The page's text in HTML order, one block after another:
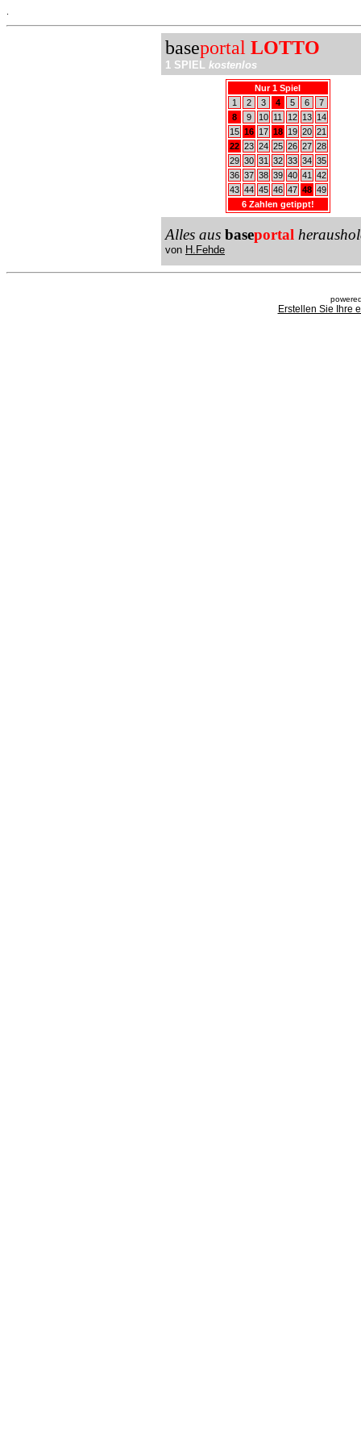
baseportal LOTTO
1 SPIEL kostenlos
Nur 1 Spiel
1
2 3 4 5 6
7
8
9 10 11 12 13
14
15 16 17 18 19 20 21
22 23 24 25 26 27 28
29 30 31 32 33 34 35
36 37 38 39 40 41
42
43 44 45 46 47 48 49
6 Zahlen getippt!
Alles aus baseportal
von H.Fehde
Erstellen Sie Ihre